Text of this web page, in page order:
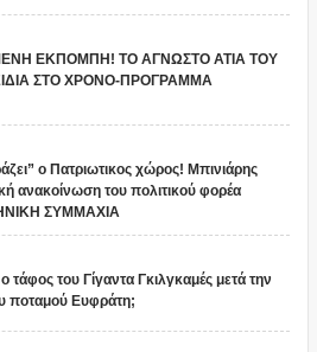
ΕΚΠΟΜΠΗ! ΤΟ ΑΓΝΩΣΤΟ ΑΤΙΑ ΤΟΥ
ΣΤΟ ΧΡΟΝΟ-ΠΡΟΓΡΑΜΜΑ
ο Πατριωτικος χώρος! Μπινιάρης
ανακοίνωση του πολιτικού φορέα
ΣΥΜΜΑΧΙΑ
του Γίγαντα Γκιλγκαμές μετά την
ποταμού Ευφράτη;